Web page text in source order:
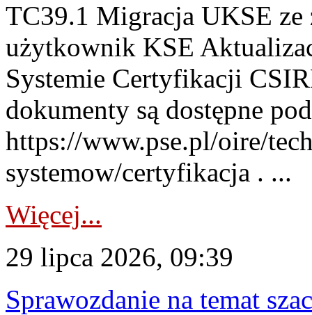
TC39.1 Migracja UKSE
użytkownik KSE
Systemie Certyfikacji
dokumenty są dostępne
https://www.pse.pl/oire/
systemow/certyfikacja . ...
Więcej...
29 lipca 2026, 09:39
Sprawozdanie na temat